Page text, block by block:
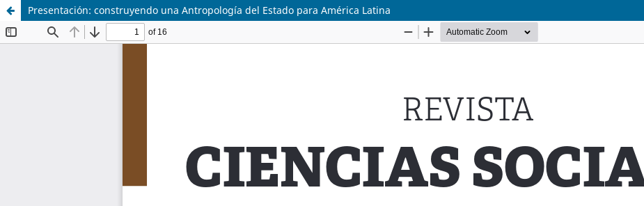
Presentación: construyendo una Antropología del Estado para América Latina